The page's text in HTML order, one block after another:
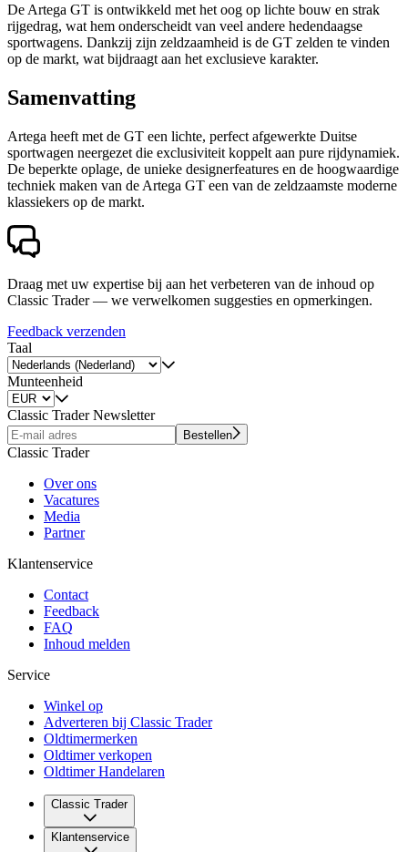
De Artega GT is ontwikkeld met het oog op lichte bouw en strak
rijgedrag, wat hem onderscheidt van veel andere hedendaagse
sportwagens. Dankzij zijn zeldzaamheid is de GT zelden te vinden
op de markt, wat bijdraagt aan het exclusieve karakter.
Samenvatting
Artega heeft met de GT een lichte, perfect afgewerkte Duitse
sportwagen neergezet die exclusiviteit koppelt aan pure rijdynamiek.
De beperkte oplage, de unieke designerfeatures en de hoogwaardige
techniek maken van de Artega GT een van de zeldzaamste moderne
klassiekers op de markt.
Draag met uw expertise bij aan het verbeteren van de inhoud op
Classic Trader — we verwelkomen suggesties en opmerkingen.
Feedback verzenden
Taal
Munteenheid
Classic Trader Newsletter
Bestellen
Classic Trader
Over ons
Vacatures
Media
Partner
Klantenservice
Contact
Feedback
FAQ
Inhoud melden
Service
Winkel op
Adverteren bij Classic Trader
Oldtimermerken
Oldtimer verkopen
Oldtimer Handelaren
Classic Trader
Over ons
Klantenservice